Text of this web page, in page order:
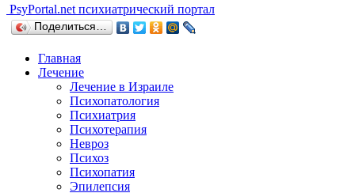
PsyPortal.net психиатрический портал
Поделиться…
Главная
Лечение
Лечение в Израиле
Психопатология
Психиатрия
Психотерапия
Невроз
Психоз
Психопатия
Эпилепсия